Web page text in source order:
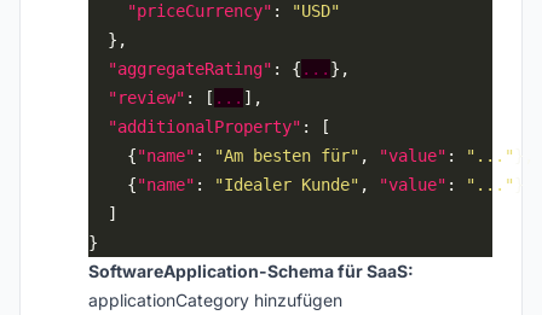
"priceCurrency" :
"USD"
"aggregateRating" : { ...
"review" : [ ...
"additionalProperty"
    {
"name" : "Am besten für" , "value" : "..."
    {
"name" : "Idealer Kunde" , "value" : "..."
SoftwareApplication-Schema für SaaS:
applicationCategory hinzufügen